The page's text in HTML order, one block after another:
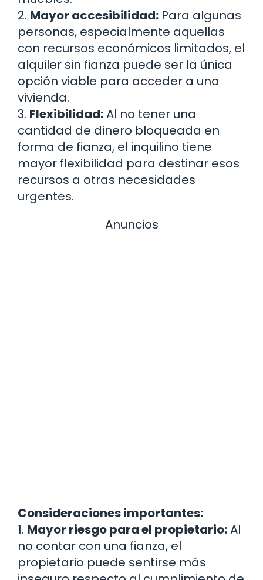
2. Mayor accesibilidad: Para algunas
personas, especialmente aquellas
con recursos económicos limitados, el
alquiler sin fianza puede ser la única
opción viable para acceder a una
vivienda.
3. Flexibilidad:Al no tener una
cantidad de dinero bloqueada en
forma de fianza, el inquilino tiene
mayor flexibilidad para destinar esos
recursos a otras necesidades
urgentes.
Anuncios
Consideraciones importantes:
1. Mayor riesgo para el propietario:Al
no contar con una fianza, el
propietario puede sentirse más